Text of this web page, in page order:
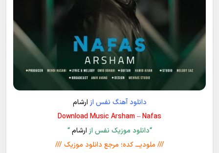
دانلود آهنگ نفس از ارشام
Download Music Arsham – Nafas
“دانلود موزیک نفس از ارشام“
/// ملودیـــ کده؛ مرجع دانلود موزیک ///